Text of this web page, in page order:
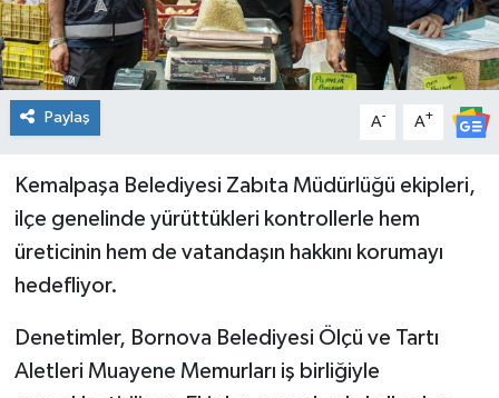
Paylaş A- A+
Kemalpaşa Belediyesi Zabıta Müdürlüğü ekipleri,
ilçe genelinde yürüttükleri kontrollerle hem
üreticinin hem de vatandaşın hakkını korumayı
hedefliyor.
Denetimler, Bornova Belediyesi Ölçü ve Tartı
Aletleri Muayene Memurları iş birliğiyle
Tatil ve Seyahat
Çevre